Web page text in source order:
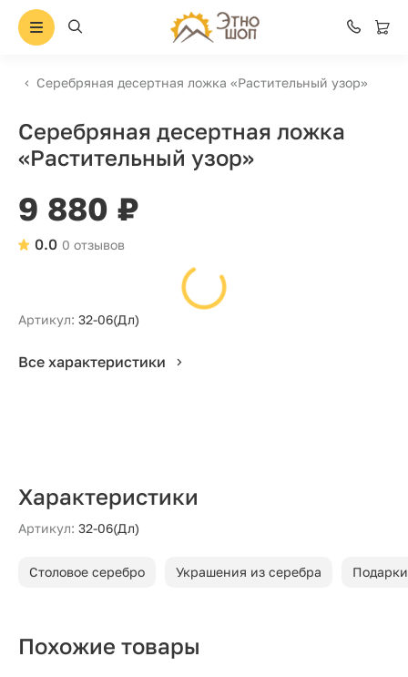
Серебряная десертная ложка «Растительный узор»
Серебряная десертная ложка
«Растительный узор»
9 880 ₽
0 отзывов
0.0
Артикул: 32-06(Дл)
Все характеристики
Характеристики
Артикул: 32-06(Дл)
Столовое серебро Украшения из серебра
Похожие товары